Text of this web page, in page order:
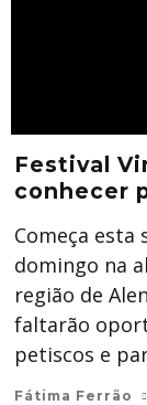
Festival
conhecer
Começa esta
domingo na
região de
faltarão
petiscos e
Fátima Ferrão